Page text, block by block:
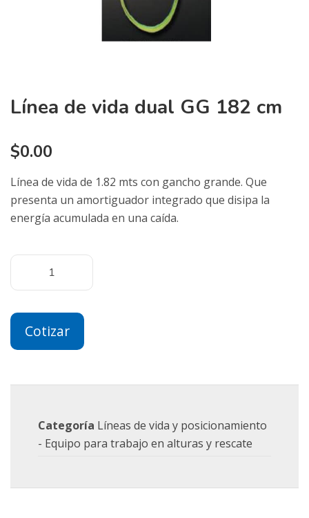
Línea de vida dual GG 182 cm
$0.00
Línea de vida de 1.82 mts con gancho grande. Que
presenta un amortiguador integrado que disipa la
energía acumulada en una caída.
Cotizar
Categoría Líneas de vida y posicionamiento
- Equipo para trabajo en alturas y rescate